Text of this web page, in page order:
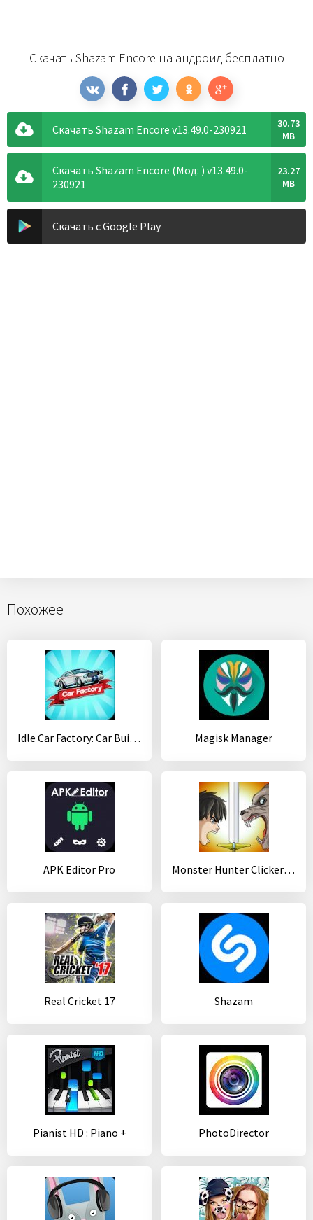
Скачать Shazam Encore на андроид бесплатно
Скачать Shazam Encore v13.49.0-230921
30.73
MB
Скачать Shazam Encore (Мод: ) v13.49.0-
230921
23.27
MB
Скачать с Google Play
Похожее
Idle Car Factory: Car Builder, Tycoon Games 2020 Magisk Manager
APK Editor Pro Monster Hunter Clicker : RPG Idle game
Real Cricket 17 Shazam
Pianist HD : Piano + PhotoDirector